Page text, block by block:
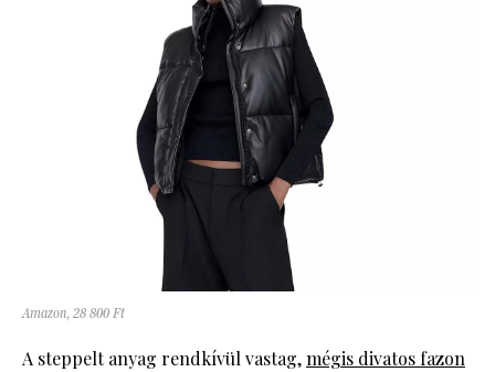
Amazon, 28 800 Ft
A steppelt anyag rendkívül vastag,mégis divatos fazon